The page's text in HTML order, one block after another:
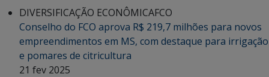
DIVERSIFICAÇÃO ECONÔMICAFCO
Conselho do FCO aprova R$ 219,7 milhões para novos
empreendimentos em MS, com destaque para irrigação
e pomares de citricultura
21 fev 2025